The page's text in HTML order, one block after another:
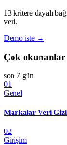
13 kritere dayalı
veri.
Demo iste →
Çok okunanlar
son 7 gün
01
Genel
Markalar Veri
02
Girişim